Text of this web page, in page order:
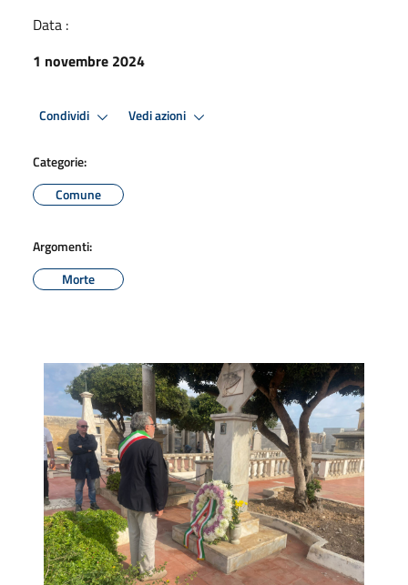
Data :
1 novembre 2024
Condividi Vedi azioni
Categorie:
Comune
Argomenti:
Morte